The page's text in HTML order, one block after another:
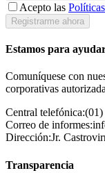
Acepto las
Registrarme ahora
Estamos para
Comuníquese con
corporativas
Central telefónica:(01)
Correo de informes:
Dirección:Jr.
Transparencia